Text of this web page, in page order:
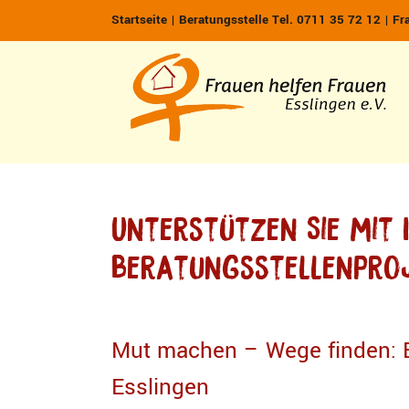
springen
Startseite | Beratungsstelle Tel. 0711 35 72 12 |
Unterstützen Sie mit
Mut machen – Wege finden:
Esslingen